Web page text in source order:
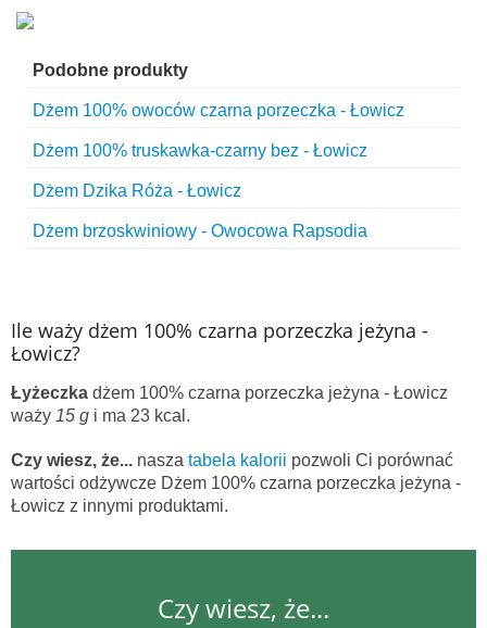
Podobne produkty
Dżem 100% owoców czarna porzeczka - Łowicz
Dżem 100% truskawka-czarny bez - Łowicz
Dżem Dzika Róża - Łowicz
Dżem brzoskwiniowy - Owocowa Rapsodia
Ile waży dżem 100% czarna porzeczka jeżyna -
Łowicz?
Łyżeczka dżem 100% czarna porzeczka jeżyna - Łowicz
waży 15 g i ma 23 kcal.
Czy wiesz, że... nasza tabela kalorii pozwoli Ci porównać
wartości odżywcze Dżem 100% czarna porzeczka jeżyna -
Łowicz z innymi produktami.
Czy wiesz, że...